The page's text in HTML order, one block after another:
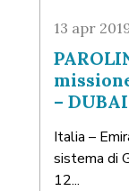
13 apr
–
Italia –
sistema di
12...